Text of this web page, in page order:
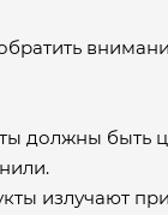
должны быть
излучают